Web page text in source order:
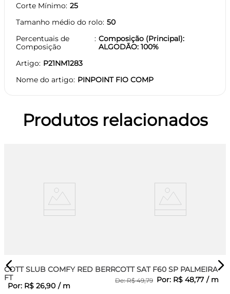
Corte Mínimo 25
Tamanho médio do rolo 50
Percentuais de
Composição
Composição (Principal):
ALGODÃO: 100%
Artigo P21NM1283
Nome do artigo PINPOINT FIO COMP
Produtos relacionados
COTT SLUB COMFY RED BERRY
FT
Por: R$ 26,90 / m
COTT SAT F60 SP PALMEIRA
De:R$ 49,79 Por: R$ 48,77 / m